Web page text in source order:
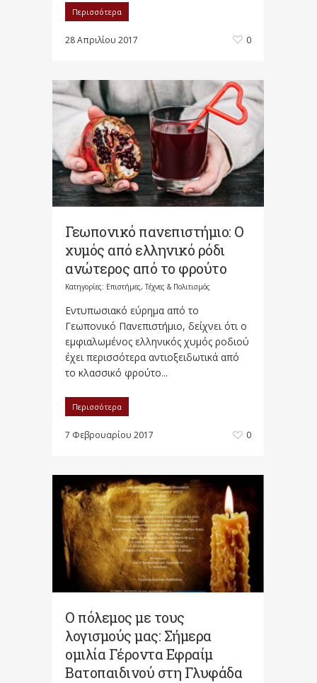
Περισσότερα
28 Απριλίου 2017 0
Γεωπονικό πανεπιστήμιο: Ο
χυμός από ελληνικό ρόδι
ανώτερος από το φρούτο
Κατηγορίες: Επιστήμες, Τέχνες & Πολιτισμός
Εντυπωσιακό εύρημα από το
Γεωπονικό Πανεπιστήμιο, δείχνει ότι ο
εμφιαλωμένος ελληνικός χυμός ροδιού
έχει περισσότερα αντιοξειδωτικά από
το κλασσικό φρούτο...
Περισσότερα
7 Φεβρουαρίου 2017 0
Ο πόλεμος με τους
λογισμούς μας: Σήμερα
ομιλία Γέροντα Εφραίμ
Βατοπαιδινού στη Γλυφάδα